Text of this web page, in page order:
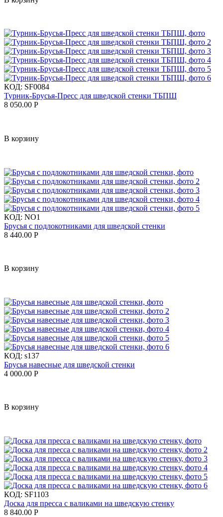
КОД: SF0084
Турник-Брусья-Пресс для шведской стенки ТБПШ
8 050.00 Р
В корзину
КОД: NO1
Брусья с подлокотниками для шведской стенки
8 440.00 Р
В корзину
КОД: s137
Брусья навесные для шведской стенки
4 000.00 Р
В корзину
КОД: SF1103
Доска для пресса с валиками на шведскую стенку
8 840.00 Р